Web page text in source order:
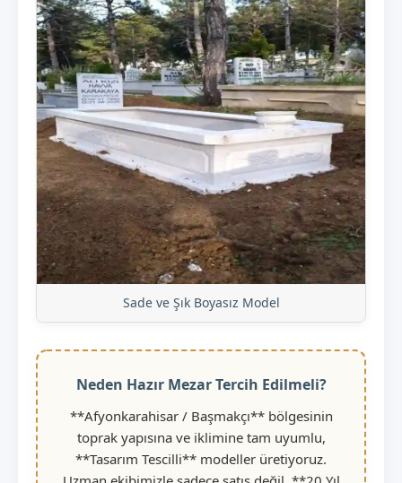
Sade ve Şık Boyasız Model
Neden Hazır Mezar Tercih Edilmeli?
**Afyonkarahisar / Başmakçı** bölgesinin
toprak yapısına ve iklimine tam uyumlu,
**Tasarım Tescilli** modeller üretiyoruz.